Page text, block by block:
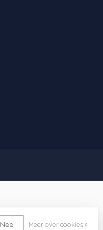
Nee Meer over cookies »